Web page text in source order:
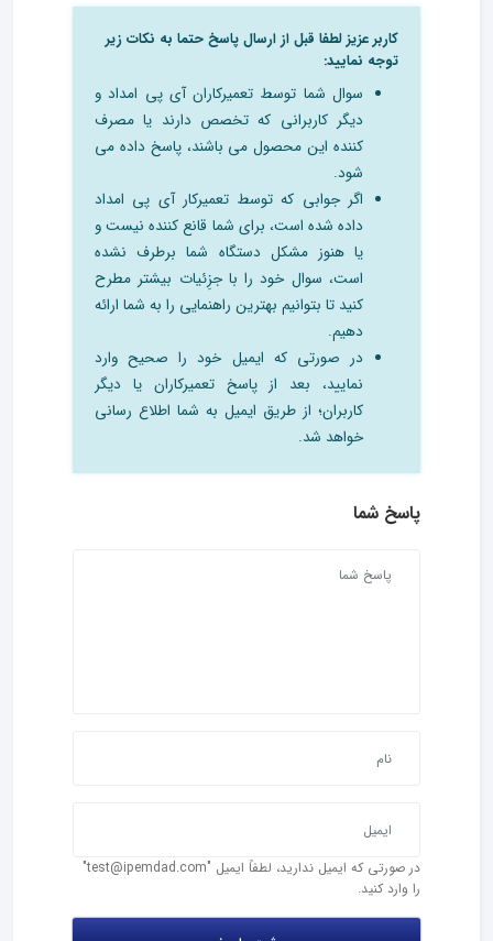
کاربر عزیز لطفا قبل از ارسال پاسخ حتما به نکات زیر
توجه نمایید:
سوال شما توسط تعمیرکاران آی پی امداد و
دیگر کاربرانی که تخصص دارند یا مصرف
کننده این محصول می باشند، پاسخ داده می
شود.
اگر جوابی که توسط تعمیرکار آی پی امداد
داده شده است، برای شما قانع کننده نیست و
یا هنوز مشکل دستگاه شما برطرف نشده
است، سوال خود را با جزِئیات بیشتر مطرح
کنید تا بتوانیم بهترین راهنمایی را به شما ارائه
دهیم.
در صورتی که ایمیل خود را صحیح وارد
نمایید، بعد از پاسخ تعمیرکاران یا دیگر
کاربران؛ از طریق ایمیل به شما اطلاع رسانی
خواهد شد.
پاسخ شما
در صورتی که ایمیل ندارید، لطفاً ایمیل "test@ipemdad.com"
را وارد کنید.